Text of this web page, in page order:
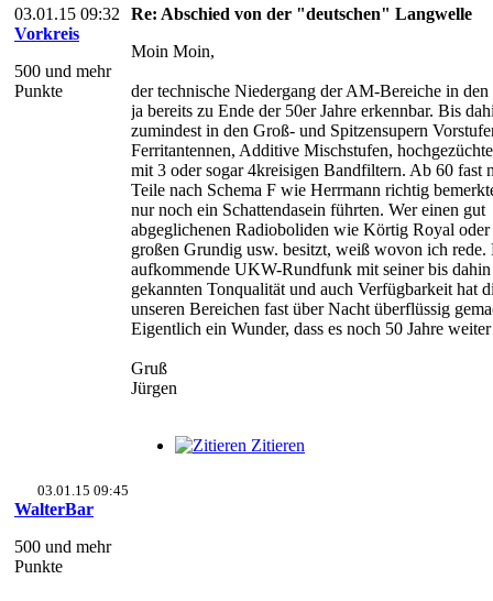
03.01.15 09:32
Vorkreis
500 und mehr
Punkte
Re: Abschied von der "deutschen" Langwelle
Moin Moin,
der technische Niedergang der AM-Bereiche in
ja bereits zu Ende der 50er Jahre erkennbar. Bis
zumindest in den Groß- und Spitzensupern
Ferritantennen, Additive Mischstufen,
mit 3 oder sogar 4kreisigen Bandfiltern. Ab 60 fast
Teile nach Schema F wie Herrmann richtig
nur noch ein Schattendasein führten. Wer einen gut
abgeglichenen Radioboliden wie Körtig Royal oder
großen Grundig usw. besitzt, weiß wovon ich rede.
aufkommende UKW-Rundfunk mit seiner bis
gekannten Tonqualität und auch Verfügbarkeit hat
unseren Bereichen fast über Nacht überflüssig
Eigentlich ein Wunder, dass es noch 50 Jahre
Gruß
Jürgen
Zitieren
03.01.15 09:45
WalterBar
500 und mehr
Punkte